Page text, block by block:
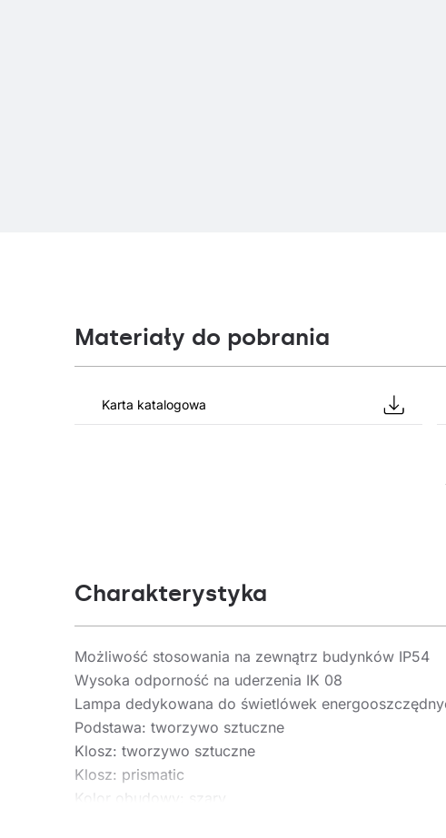
Materiały do pobrania
Karta katalogowa
Charakterystyka
Możliwość stosowania na zewnątrz budynków IP54
Wysoka odporność na uderzenia IK 08
Lampa dedykowana do świetlówek
Podstawa: tworzywo sztuczne
Klosz: tworzywo sztuczne
Klosz: prismatic
Kolor obudowy: szary